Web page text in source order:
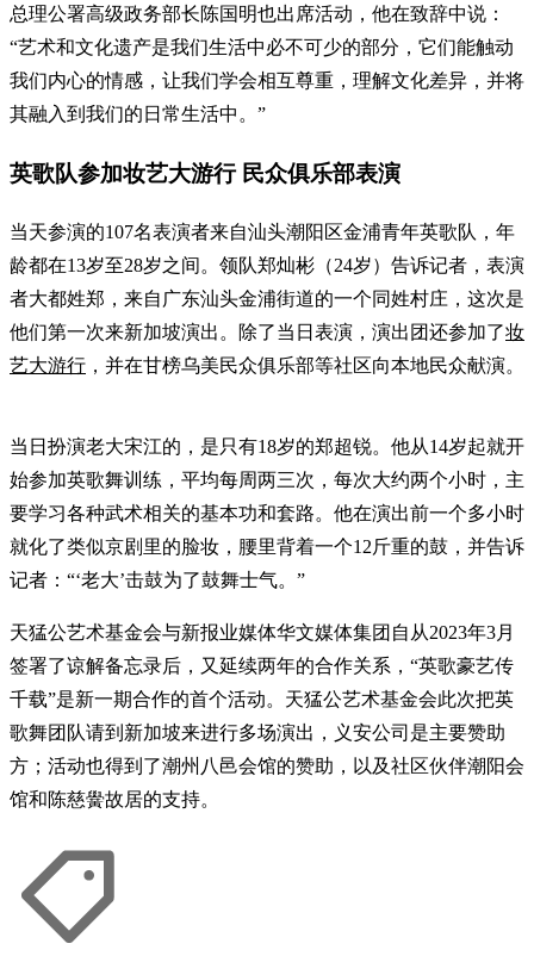
总理公署高级政务部长陈国明也出席活动，他在致辞中说：
“艺术和文化遗产是我们生活中必不可少的部分，它们能触动
我们内心的情感，让我们学会相互尊重，理解文化差异，并将
其融入到我们的日常生活中。”
英歌队参加妆艺大游行 民众俱乐部表演
当天参演的107名表演者来自汕头潮阳区金浦青年英歌队，年
龄都在13岁至28岁之间。领队郑灿彬（24岁）告诉记者，表演
者大都姓郑，来自广东汕头金浦街道的一个同姓村庄，这次是
他们第一次来新加坡演出。除了当日表演，演出团还参加了妆
艺大游行 ，并在甘榜乌美民众俱乐部等社区向本地民众献演。
当日扮演老大宋江的，是只有18岁的郑超锐。他从14岁起就开
始参加英歌舞训练，平均每周两三次，每次大约两个小时，主
要学习各种武术相关的基本功和套路。他在演出前一个多小时
就化了类似京剧里的脸妆，腰里背着一个12斤重的鼓，并告诉
记者：“‘老大’击鼓为了鼓舞士气。”
天猛公艺术基金会与新报业媒体华文媒体集团自从2023年3月
签署了谅解备忘录后，又延续两年的合作关系，“英歌豪艺传
千载”是新一期合作的首个活动。天猛公艺术基金会此次把英
歌舞团队请到新加坡来进行多场演出，义安公司是主要赞助
方；活动也得到了潮州八邑会馆的赞助，以及社区伙伴潮阳会
馆和陈慈黌故居的支持。